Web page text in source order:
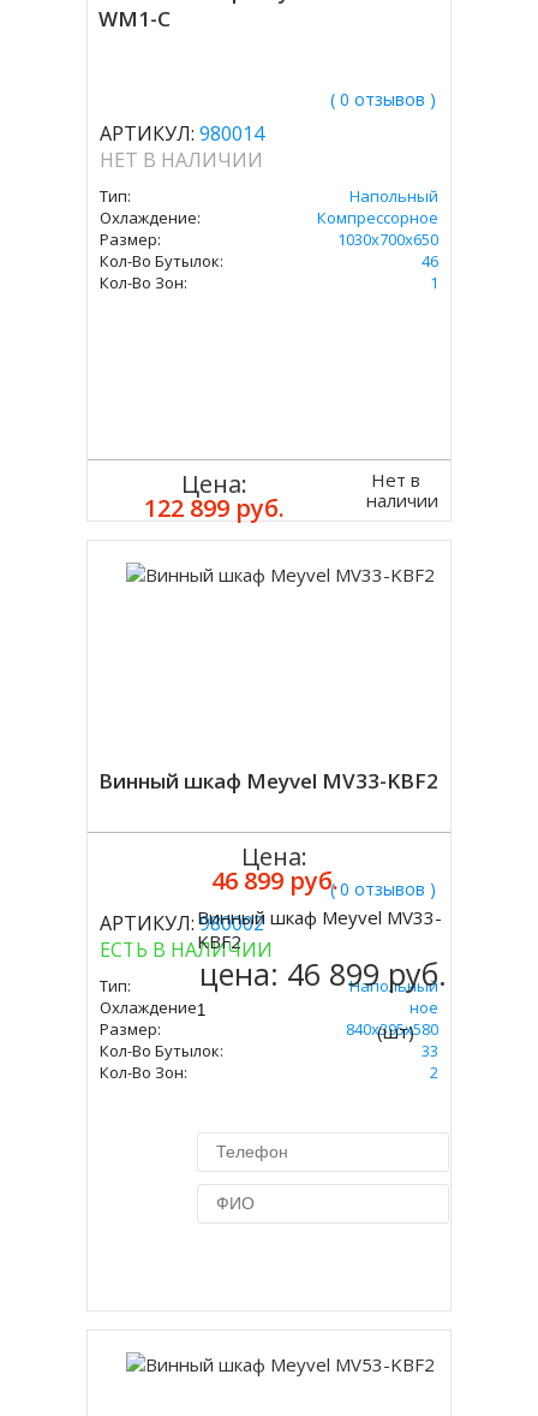
WM1-C
( 0 отзывов )
АРТИКУЛ: 980014
НЕТ В НАЛИЧИИ
Тип:
Напольный
Охлаждение:
Компрессорное
Размер:
1030х700х650
Кол-Во Бутылок:
46
Кол-Во Зон:
1
Цена:
122 899 руб.
Нет в
наличии
Винный шкаф Meyvel MV33-KBF2
( 0 отзывов )
АРТИКУЛ:980002
ЕСТЬ В НАЛИЧИИ
Тип:
Напольный
Охлаждение:
Компрессорное
Размер:
840х395х580
Кол-Во Бутылок:
33
Кол-Во Зон:
2
Цена:
46 899 руб.
Купить
Винный шкаф Meyvel MV33-
KBF2
цена: 46 899 руб.
(шт)